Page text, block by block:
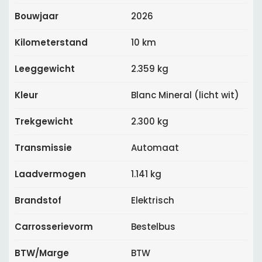
Bouwjaar 2026
Kilometerstand 10 km
Leeggewicht 2.359 kg
Kleur Blanc Mineral (licht wit)
Trekgewicht 2.300 kg
Transmissie Automaat
Laadvermogen 1.141 kg
Brandstof Elektrisch
Carrosserievorm Bestelbus
BTW/Marge BTW